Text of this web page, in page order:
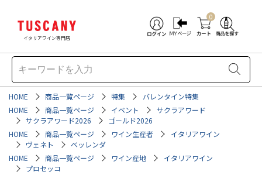
イタリアワイン専門店
0
HOME 商品一覧ページ 特集
バレンタイン特集
HOME
商品一覧ページ イベント
サクラアワード
サクラアワード2026
ゴールド2026
HOME
商品一覧ページ ワイン生産者
イタリアワイン
ヴェネト
ベッレンダ
HOME
商品一覧ページ ワイン産地
イタリアワイン
プロセッコ